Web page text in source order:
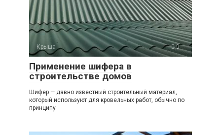
Крыша 0
Применение шифера в
строительстве домов
Шифер — давно известный строительный материал,
который используют для кровельных работ, обычно по
принципу